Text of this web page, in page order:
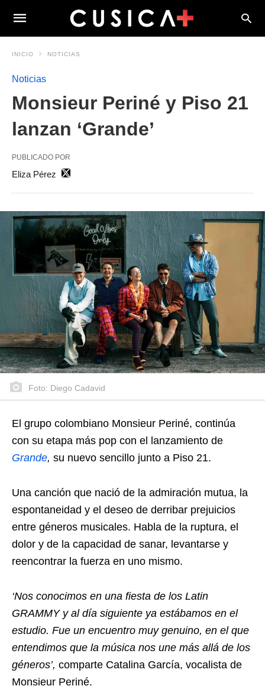
INICIO NOTICIAS
Noticias
Monsieur Periné y Piso 21
lanzan ‘Grande’
PUBLICADO POR
Eliza Pérez
Foto: Diego Cadavid
El grupo colombiano Monsieur Periné, continúa
con su etapa más pop con el lanzamiento de
Grande, su nuevo sencillo junto a Piso 21.
Una canción que nació de la admiración mutua, la
espontaneidad y el deseo de derribar prejuicios
entre géneros musicales. Habla de la ruptura, el
dolor y de la capacidad de sanar, levantarse y
reencontrar la fuerza en uno mismo.
‘Nos conocimos en una fiesta de los Latin
GRAMMY y al día siguiente ya estábamos en el
estudio. Fue un encuentro muy genuino, en el que
entendimos que la música nos une más allá de los
géneros’, comparte Catalina García, vocalista de
Monsieur Periné.